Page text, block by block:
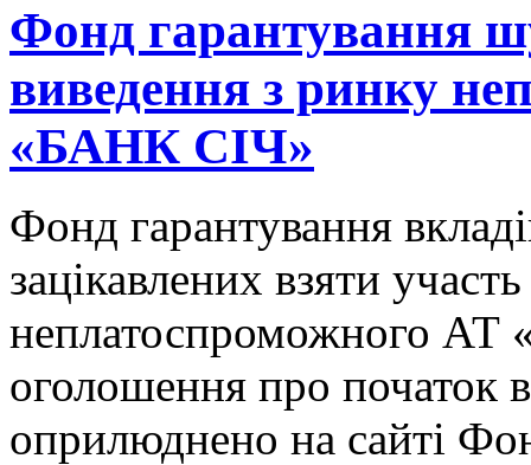
Фонд гарантування
виведення з ринку
«БАНК СІЧ»
Фонд гарантування
зацікавлених взяти
неплатоспроможного АТ
оголошення про початок
оприлюднено на сайті